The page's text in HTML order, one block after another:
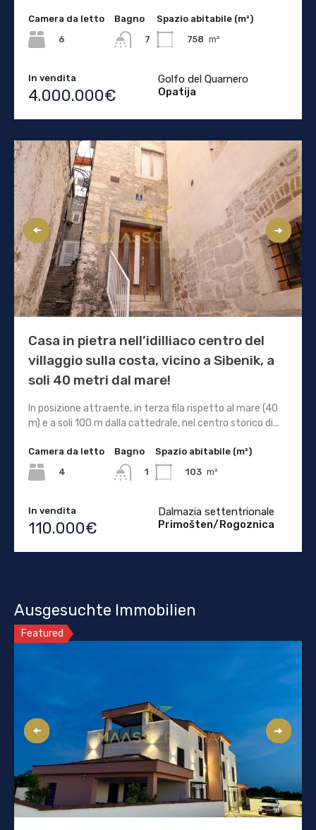
Camera da letto
6
Bagno
7
Spazio abitabile (m²)
758 m²
In vendita
4.000.000€
Golfo del Quarnero
Opatija
Casa in pietra nell’idilliaco centro del
villaggio sulla costa, vicino a Sibenik, a
soli 40 metri dal mare!
In posizione attraente, in terza fila rispetto al mare (40
m) e a soli 100 m dalla cattedrale, nel centro storico di...
Camera da letto
4
Bagno
1
Spazio abitabile (m²)
103 m²
In vendita
110.000€
Dalmazia settentrionale
Primošten/Rogoznica
Ausgesuchte Immobilien
Featured